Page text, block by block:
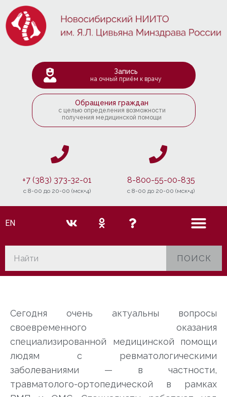
Запись
на очный приём к врачу
Обращения граждан
с целью определения возможности
получения медицинской помощи
+7 (383) 373-32-01
c 8-00 до 20-00 (мск+4)
8-800-55-00-835
c 8-00 до 20-00 (мск+4)
EN
ПОИСК
Сегодня очень актуальны вопросы
своевременного оказания
специализированной медицинской помощи
людям с ревматологическими
заболеваниями — в частности,
травматолого-ортопедической в рамках